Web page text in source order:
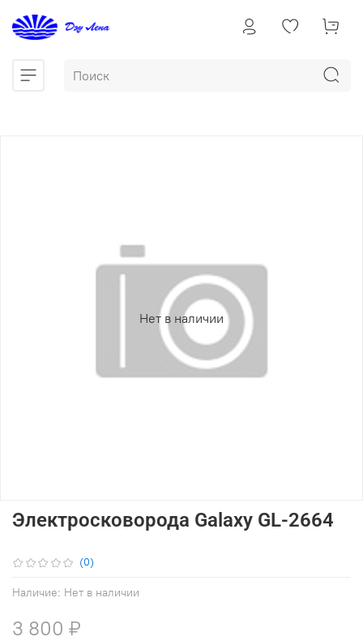
Нет в наличии
(0)
Наличие: Нет в наличии
Электросковорода Galaxy GL-2664
3 800 ₽